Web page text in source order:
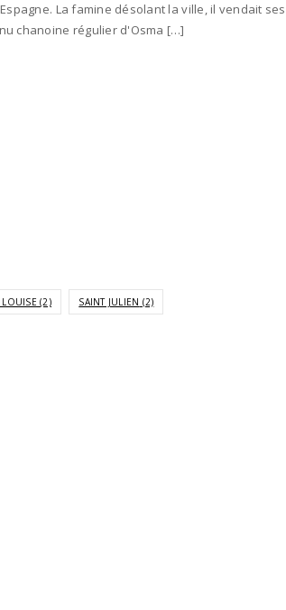
La famine désolant la ville, il vendait
chanoine régulier d'Osma […]
LOUISE (2) SAINT JULIEN (2)